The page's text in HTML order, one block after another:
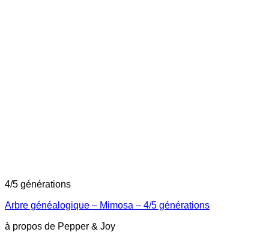
4/5 générations
Arbre généalogique – Mimosa – 4/5 générations
à propos de Pepper & Joy